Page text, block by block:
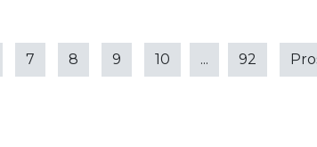
7 8 9 10 ... 92